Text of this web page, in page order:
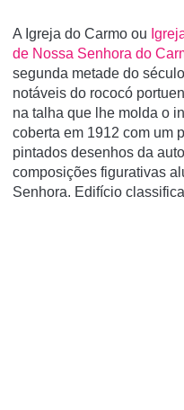
A Igreja do Carmo ou
de Nossa Senhora do
segunda metade do
notáveis do rococó
na talha que lhe molda o
coberta em 1912 com um
pintados desenhos da
composições figurativas
Senhora. Edifício